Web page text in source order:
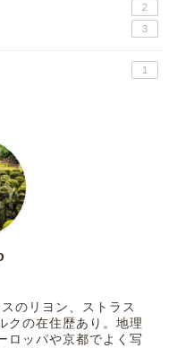
2
3
1
のリヨン、ストラス
クの在住歴あり。地理
ロッパや京都でよく写